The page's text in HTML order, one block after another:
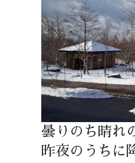
曇りのち晴れ
昨夜のうちに